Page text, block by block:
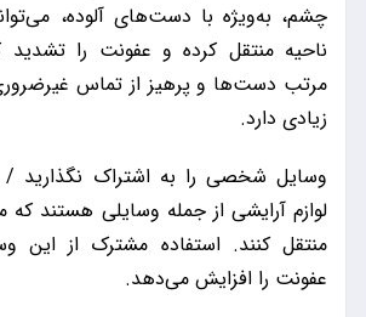
چشم، به‌ویژه با دست‌های آلوده،
ناحیه منتقل کرده و عفونت را
مرتب دست‌ها و پرهیز از تماس
زیادی دارد.
وسایل شخصی را به اشتراک نگذارید /
لوازم آرایشی از جمله وسایلی هستند که
منتقل کنند. استفاده مشترک از این
عفونت را افزایش می‌دهد.